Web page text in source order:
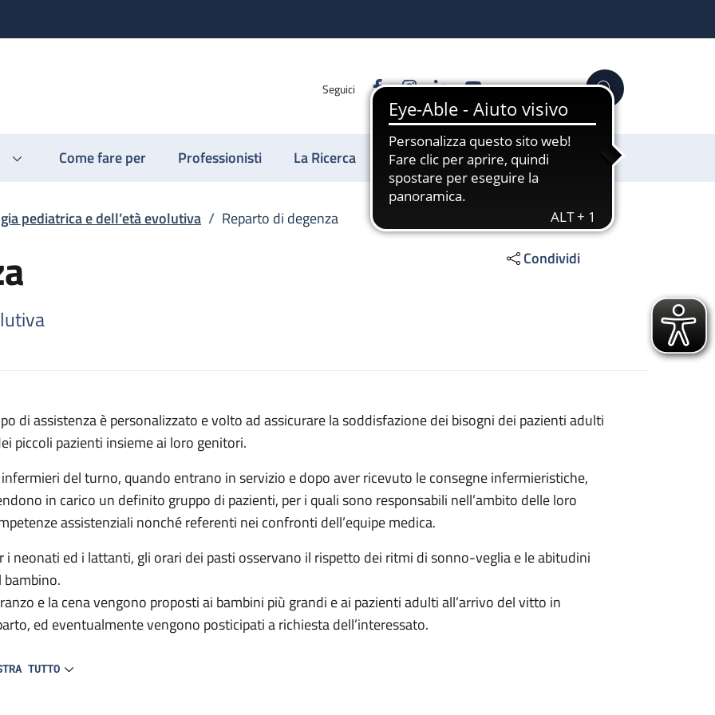
Seguici FacebookInstagram
LinkedinYouTube Cerca
Come fare per Professionisti La Ricerca Sostienici
pediatrica e dell’età evolutiva / Reparto di degenza
Condividi
di assistenza è personalizzato e volto ad assicurare la soddisfazione dei bisogni dei pazienti adulti
piccoli pazienti insieme ai loro genitori.
infermieri del turno, quando entrano in servizio e dopo aver ricevuto le consegne infermieristiche,
in carico un definito gruppo di pazienti, per i quali sono responsabili nell’ambito delle loro
assistenziali nonché referenti nei confronti dell’equipe medica.
i neonati ed i lattanti, gli orari dei pasti osservano il rispetto dei ritmi di sonno-veglia e le abitudini
bambino.
e la cena vengono proposti ai bambini più grandi e ai pazienti adulti all’arrivo del vitto in
ed eventualmente vengono posticipati a richiesta dell’interessato.
si occupa personalmente della preparazione e distribuzione del cibo a lattanti e neonati.
TUTTO